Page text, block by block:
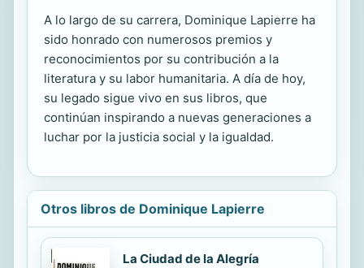
A lo largo de su carrera, Dominique Lapierre ha
sido honrado con numerosos premios y
reconocimientos por su contribución a la
literatura y su labor humanitaria. A día de hoy,
su legado sigue vivo en sus libros, que
continúan inspirando a nuevas generaciones a
luchar por la justicia social y la igualdad.
Otros libros de Dominique Lapierre
La Ciudad de la Alegría